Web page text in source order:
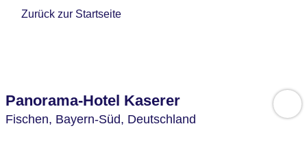
Zurück zur Startseite
Panorama-Hotel Kaserer
Fischen, Bayern-Süd, Deutschland